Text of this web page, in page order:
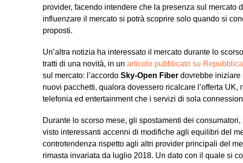
provider, facendo intendere che la presenza sul mercato
influenzare il mercato si potrà scoprire solo quando si
proposti.
Un’altra notizia ha interessato il mercato durante lo
tratti di una novità, in un articolo pubblicato su Repubblica
sul mercato: l’accordo Sky-Open Fiber dovrebbe iniziare
nuovi pacchetti, qualora dovessero ricalcare l’offerta
telefonia ed entertainment che i servizi di sola
Durante lo scorso mese, gli spostamenti dei
visto interessanti accenni di modifiche agli equilibri del
controtendenza rispetto agli altri provider principali del
rimasta invariata da luglio 2018. Un dato con il quale si